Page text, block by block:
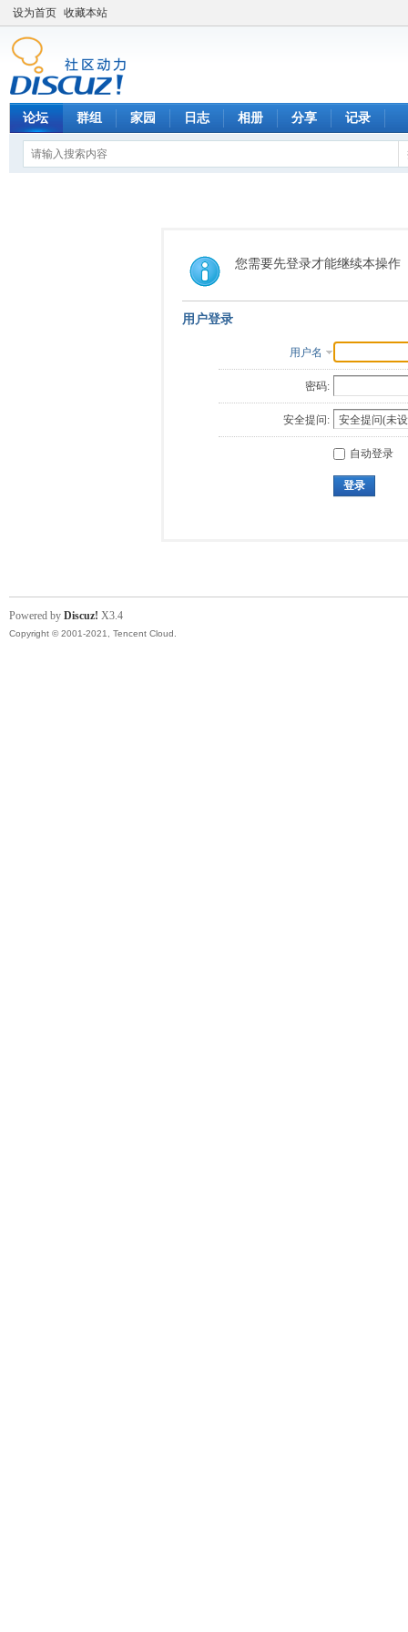
设为首页 收藏本站
论坛 群组 家园 日志 相册 分享 记录
您需要先登录才能继续本操作
用户登录
用户名
密码:
安全提问:
自动登录
登录
Powered by Discuz! X3.4
Copyright © 2001-2021, Tencent Cloud.